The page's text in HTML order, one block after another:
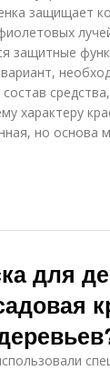
защищает
защитные
характеру
но основа
для